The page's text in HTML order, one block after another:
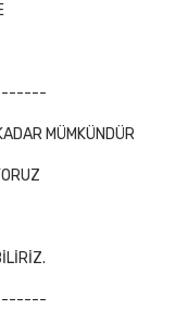
MÜMKÜNDÜR